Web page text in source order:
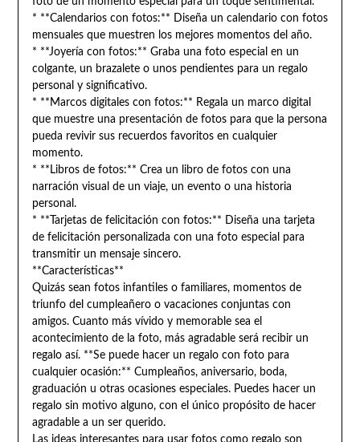
* **Calendarios con fotos:** Diseña un calendario con fotos
mensuales que muestren los mejores momentos del año.
* **Joyería con fotos:** Graba una foto especial en un
colgante, un brazalete o unos pendientes para un regalo
personal y significativo.
* **Marcos digitales con fotos:** Regala un marco digital
que muestre una presentación de fotos para que la persona
pueda revivir sus recuerdos favoritos en cualquier
momento.
* **Libros de fotos:** Crea un libro de fotos con una
narración visual de un viaje, un evento o una historia
personal.
* **Tarjetas de felicitación con fotos:** Diseña una tarjeta
de felicitación personalizada con una foto especial para
transmitir un mensaje sincero.
**Características**
Quizás sean fotos infantiles o familiares, momentos de
triunfo del cumpleañero o vacaciones conjuntas con
amigos. Cuanto más vívido y memorable sea el
acontecimiento de la foto, más agradable será recibir un
regalo así. **Se puede hacer un regalo con foto para
cualquier ocasión:** Cumpleaños, aniversario, boda,
graduación u otras ocasiones especiales. Puedes hacer un
regalo sin motivo alguno, con el único propósito de hacer
agradable a un ser querido.
Las ideas interesantes para usar fotos como regalo son